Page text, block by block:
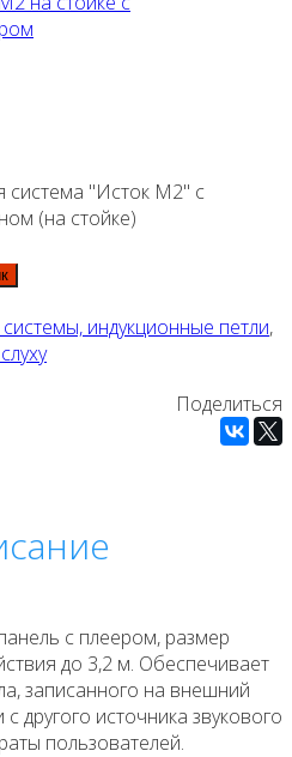
система "Исток М2" с
(на стойке)
индукционные петли,
Поделиться
с плеером, размер
до 3,2 м. Обеспечивает
записанного на внешний
другого источника звукового
пользователей.